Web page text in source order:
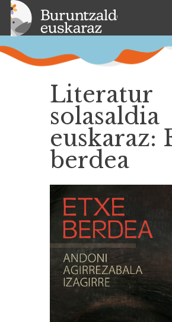
Literatur
solasaldia
euskaraz:
berdea